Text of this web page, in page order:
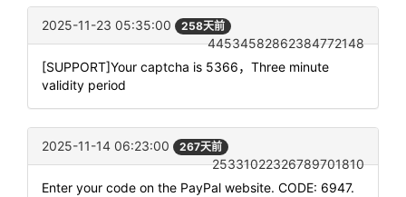
2025-11-23 05:35:00 258天前
44534582862384772148
[SUPPORT]Your captcha is 5366，Three minute
validity period
2025-11-14 06:23:00 267天前
25331022326789701810
Enter your code on the PayPal website. CODE: 6947.